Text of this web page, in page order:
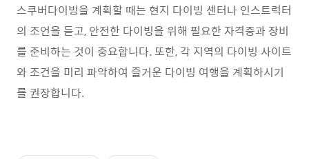
스쿠버다이빙을 계획할 때는 현지 다이빙 센터나 인스트럭터
의 조언을 듣고, 안전한 다이빙을 위해 필요한 자격증과 장비
를 준비하는 것이 중요합니다. 또한, 각 지역의 다이빙 사이트
와조건을 미리 파악하여 즐거운 다이빙 여행을 계획하시기
를 권장합니다.